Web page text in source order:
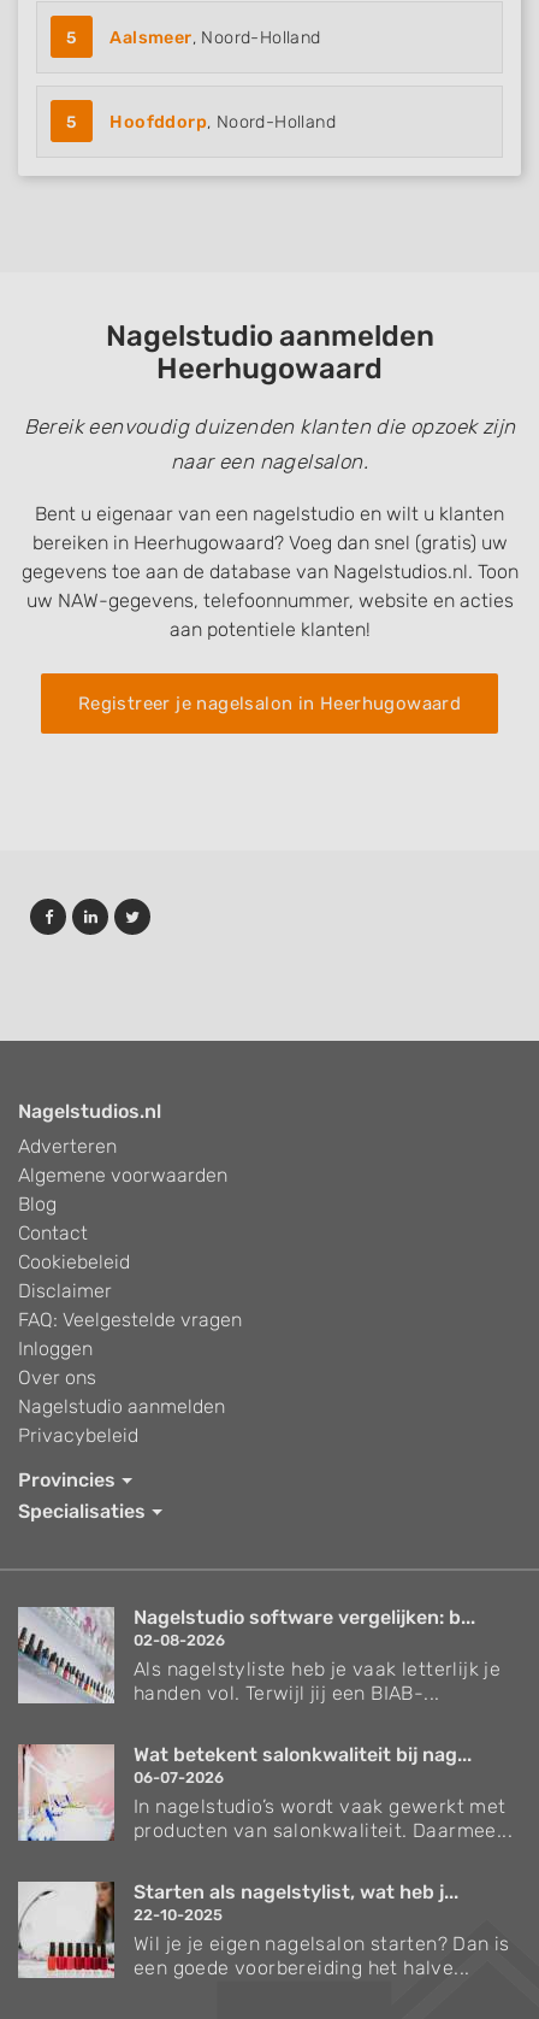
5 Aalsmeer, Noord-Holland
5 Hoofddorp, Noord-Holland
Nagelstudio aanmelden
Heerhugowaard
Bereik eenvoudig duizenden klanten die opzoek zijn
naar een nagelsalon.
Bent u eigenaar van een nagelstudio en wilt u klanten
bereiken in Heerhugowaard? Voeg dan snel (gratis) uw
gegevens toe aan de database van Nagelstudios.nl. Toon
uw NAW-gegevens, telefoonnummer, website en acties
aan potentiele klanten!
Registreer je nagelsalon in Heerhugowaard
Nagelstudios.nl
Adverteren
Algemene voorwaarden
Blog
Contact
Cookiebeleid
Disclaimer
FAQ: Veelgestelde vragen
Inloggen
Over ons
Nagelstudio aanmelden
Privacybeleid
Provincies
Specialisaties
Nagelstudio software vergelijken: b...
02-08-2026
Als nagelstyliste heb je vaak letterlijk je
handen vol. Terwijl jij een BIAB-...
Wat betekent salonkwaliteit bij nag...
06-07-2026
In nagelstudio’s wordt vaak gewerkt met
producten van salonkwaliteit. Daarmee...
Starten als nagelstylist, wat heb j...
22-10-2025
Wil je je eigen nagelsalon starten? Dan is
een goede voorbereiding het halve...